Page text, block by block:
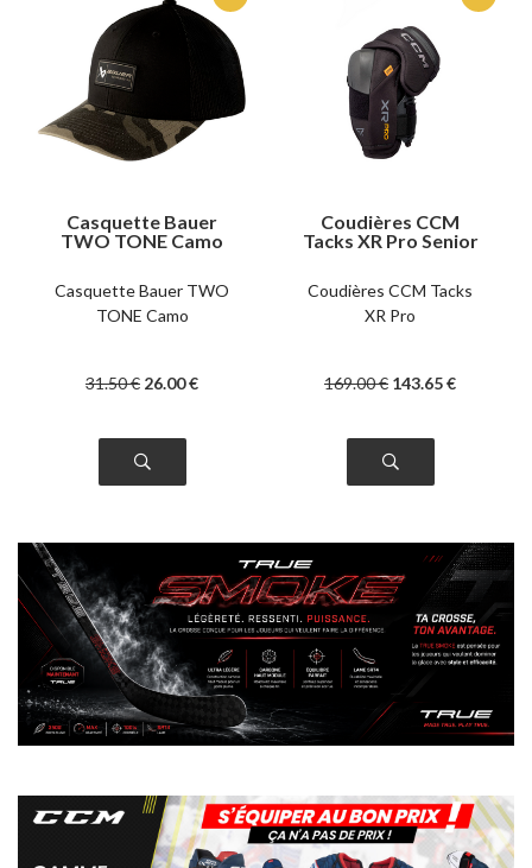
Casquette Bauer
TWO TONE Camo
Casquette Bauer TWO
TONE Camo
31.50€ 26.00€
Coudières CCM
Tacks XR Pro Senior
Coudières CCM Tacks
XR Pro
169.00€ 143.65€